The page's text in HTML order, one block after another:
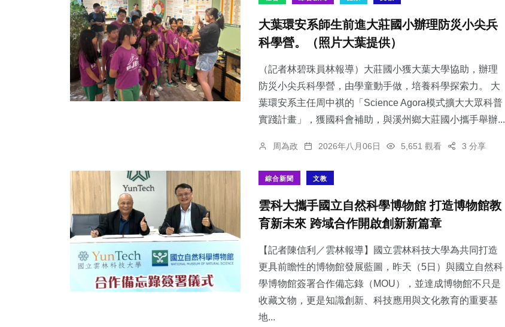
大葉環安系師生前進大莊國小辦理防災小尖兵
科學營。（照片大葉提供）
（記者林碧珠員林報導）大莊國小獲大葉大學協助，辦理
防災小尖兵科學營，由學童動手做，培養科學探索力。 大
葉環安系主任周中祺的「Science Agora模式擴大大眾科普
實踐計畫」，獲國科會補助，與溪州鄉大莊國小攜手舉辦...
周為政 2026年八月06日 5,651 觀看 3 分享
綜合新聞 文教
雲科大攜手國立自然科學博物館 打造博物館教
育新未來 跨域合作開啟創新新篇章
【記者陳信利／雲林報導】國立雲林科技大學為共同打造
更具前瞻性的博物館發展藍圖，昨天（5日）與國立自然科
學博物館簽署合作備忘錄（MOU），並達成博物館不只是
收藏文物，更是知識創新、科技應用與文化教育的重要基
地...